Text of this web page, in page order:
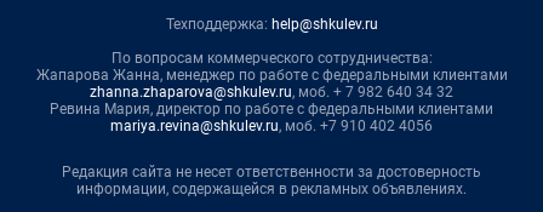
Техподдержка: help@shkulev.ru
По вопросам коммерческого сотрудничества:
Жапарова Жанна, менеджер по работе с федеральными клиентами
zhanna.zhaparova@shkulev.ru, моб. + 7 982 640 34 32
Ревина Мария, директор по работе с федеральными клиентами
mariya.revina@shkulev.ru, моб. +7 910 402 4056
Редакция сайта не несет ответственности за достоверность
информации, содержащейся в рекламных объявлениях.